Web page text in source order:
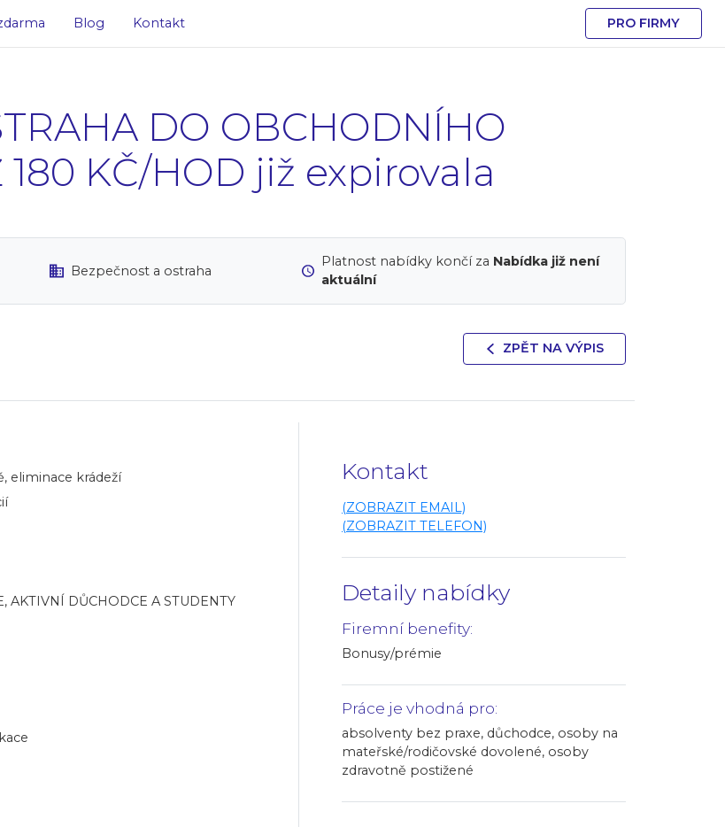
Blog Kontakt PRO FIRMY
DO OBCHODNÍHO
KČ/HOD již expirovala
Bezpečnost a ostraha
Platnost nabídky končí za Nabídka již není
aktuální
ZPĚT NA VÝPIS
Kontakt
(ZOBRAZIT EMAIL)
(ZOBRAZIT TELEFON)
Detaily nabídky
Firemní benefity:
Bonusy/prémie
Práce je vhodná pro:
absolventy bez praxe, důchodce, osoby na
mateřské/rodičovské dovolené, osoby
zdravotně postižené
eliminace krádeží
AKTIVNÍ DŮCHODCE A STUDENTY